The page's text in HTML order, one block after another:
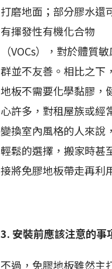
打磨地面；部分膠水還
有揮發性有機化合物
（VOCs），對於體質
群並不友善。相比之下
地板不需要化學黏膠，
心許多，對租屋族或經
變換室內風格的人來說
輕鬆的選擇，搬家時甚
接將免膠地板帶走再利
3. 安裝前應該注意的事
不過，免膠地板雖然主